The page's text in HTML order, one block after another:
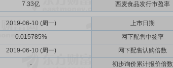
7.33亿 西麦食品发行市盈率
2019-06-10 (周一) 上市日期
0.015785% 网下配售中签率
2019-06-10 (周一) 网下配售认购倍数
- 初步询价累计报价倍数